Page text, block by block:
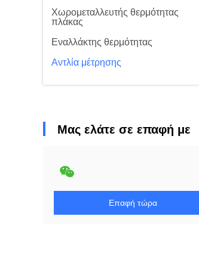
Χωρομεταλλευτής θερμότητας
πλάκας
Εναλλάκτης θερμότητας
Αντλία μέτρησης
Μας ελάτε σε επαφή με
Επαφή τώρα